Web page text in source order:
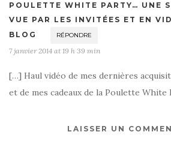
POULETTE WHITE PARTY… UNE
VUE PAR LES INVITÉES ET EN
BLOG
RÉPONDRE
7 janvier 2014 at 19 h 39 min
[…] Haul vidéo de mes dernières
et de mes cadeaux de la Poulette
LAISSER UN